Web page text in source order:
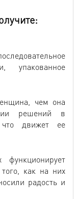
упакованное
чем она
решений в
движет ее
как на них
радость и